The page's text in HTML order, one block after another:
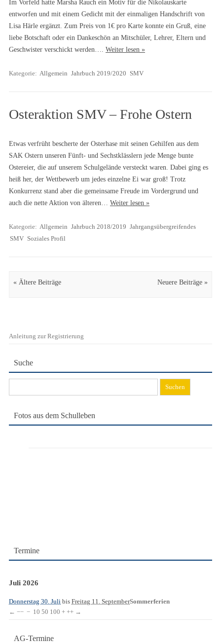
Im Vorfeld hatte Marsha Rauch ein Motiv für die Nikolauskarte
entworfen und mit einem Gedicht mit der einmaligen Handschrift von
Lisa Härle ergänzt. Zum Preis von 1€ pro Karte konnte ein Gruß, eine
liebe Botschaft oder ein Dankeschön an Mitschüler, Lehrer, Eltern und
Geschwister verschickt werden…. Weiter lesen »
Kategorie: Allgemein Jahrbuch 2019/2020 SMV
Osteraktion SMV – Frohe Ostern
Etwas verfrüht bescherte der Osterhase mit seinen Gehilfen aus dem
SAK Ostern unseren Fünft- und Sechstklässlern jede Menge bunte
Ostereier, die auf unserem Schulgelände versteckt waren. Dabei ging es
heiß her, der Wettbewerb um jedes einzelne Ei war groß! Trotz
Konkurrenz stand aber die gemeinsame Freude im Vordergrund und
auch die nette Aktion von älteren… Weiter lesen »
Kategorie: Allgemein Jahrbuch 2018/2019 Jahrgangsübergreifendes
SMV Soziales Profil
Artikel Navigation
« Ältere Beiträge Neuere Beiträge »
Anleitung zur Registrierung
Suche
nach:
Fotos aus dem Schulleben
Termine
Juli 2026
Donnerstag 30. Juli bis Freitag 11. SeptemberSommerferien
← −− − 10 50 100 + ++ →
AG-Termine